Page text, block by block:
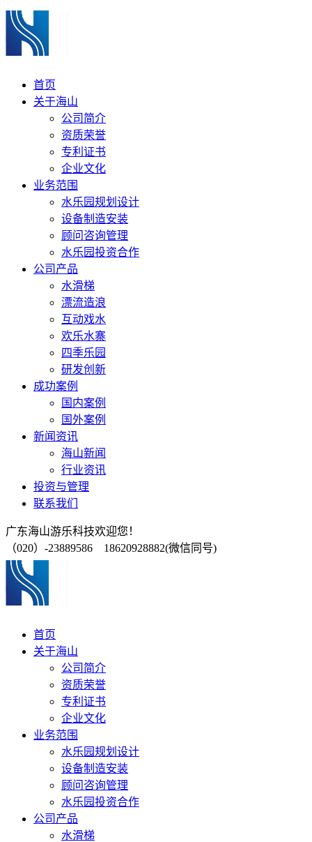
首页
关于海山
公司简介
资质荣誉
专利证书
企业文化
业务范围
水乐园规划设计
设备制造安装
顾问咨询管理
水乐园投资合作
公司产品
水滑梯
漂流造浪
互动戏水
欢乐水寨
四季乐园
研发创新
成功案例
国内案例
国外案例
新闻资讯
海山新闻
行业资讯
投资与管理
联系我们
广东海山游乐科技欢迎您！
（020）-23889586 18620928882(微信同号)
首页
关于海山
公司简介
资质荣誉
专利证书
企业文化
业务范围
水乐园规划设计
设备制造安装
顾问咨询管理
水乐园投资合作
公司产品
水滑梯